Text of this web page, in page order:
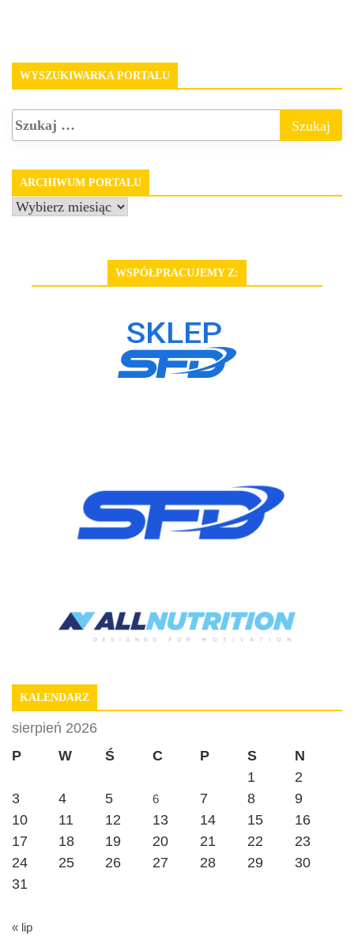
WYSZUKIWARKA PORTALU
ARCHIWUM PORTALU
Archiwum
WSPÓŁPRACUJEMY Z:
KALENDARZ
sierpień 2026
P
W Ś C P S
N
1
2
3
4 5 6 7 8
9
10
11 12 13 14 15
16
17
18 19 20 21 22
23
24
25 26 27 28 29
30
31
« lip